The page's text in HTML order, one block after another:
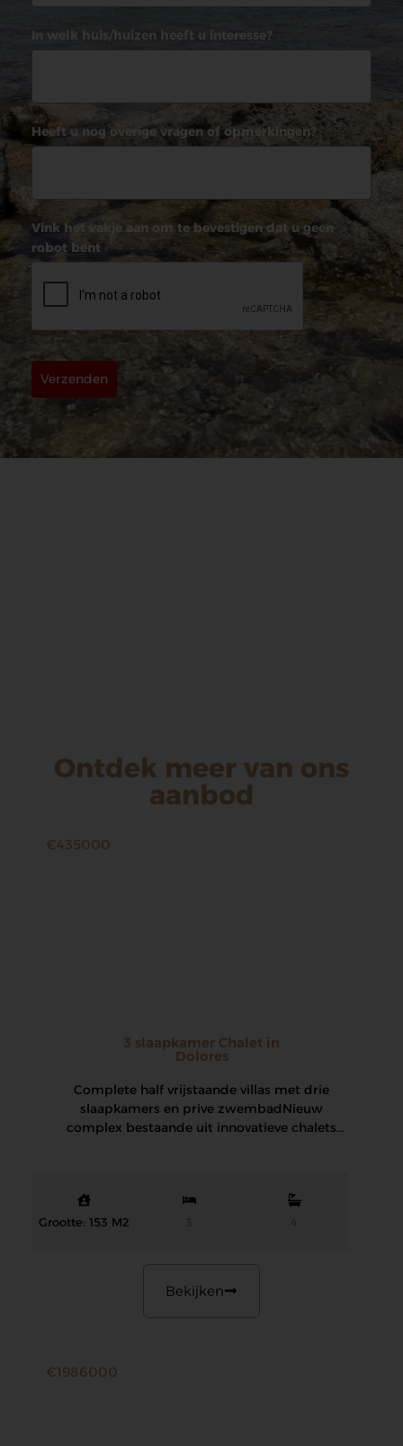
In welk huis/huizen heeft u interesse?
Heeft u nog overige vragen of opmerkingen?
Vink het vakje aan om te bevestigen dat u geen
robot bent*
Verzenden
Ontdek meer van ons
aanbod
€435000
3 slaapkamer Chalet in
Dolores
Complete half vrijstaande villas met drie
slaapkamers en prive zwembad Nieuw
complex bestaande uit innovatieve chalets
Grootte: 153 M2 3 4
Bekijken
€1986000